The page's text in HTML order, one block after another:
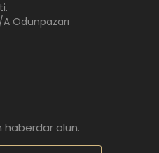
Odunpazarı
haberdar olun.